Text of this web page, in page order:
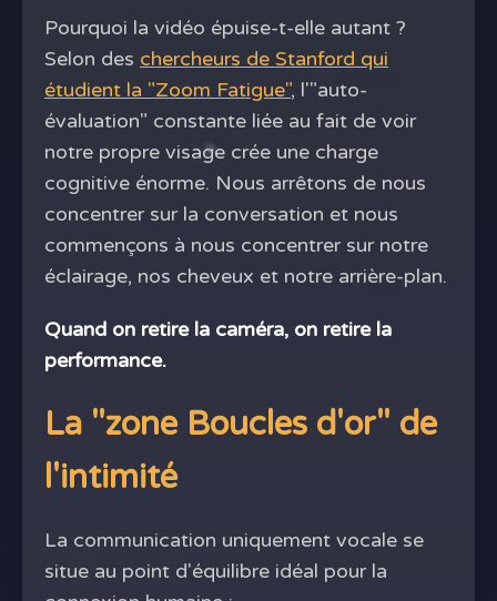
Pourquoi la vidéo épuise-t-elle autant ?
Selon des chercheurs de Stanford qui
étudient la "Zoom Fatigue", l'"auto-
évaluation" constante liée au fait de voir
notre propre visage crée une charge
cognitive énorme. Nous arrêtons de nous
concentrer sur la conversation et nous
commençons à nous concentrer sur notre
éclairage, nos cheveux et notre arrière-plan.
Quand on retire la caméra, on retire la
performance.
La "zone Boucles d'or" de
l'intimité
La communication uniquement vocale se
situe au point d'équilibre idéal pour la